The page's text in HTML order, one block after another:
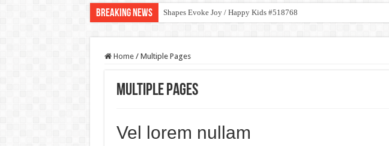
Breaking News Shapes Evoke Joy / Happy Kids #518768
Home / Multiple Pages
Multiple Pages
Vel lorem nullam